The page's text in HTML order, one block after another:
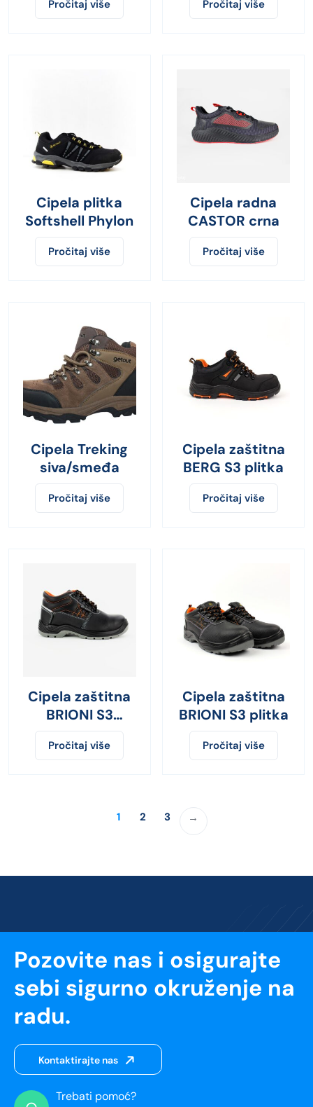
č.t.
Pročitaj više Pročitaj više
Cipela plitka
Softshell Phylon
Pročitaj više
Cipela radna
CASTOR crna
Pročitaj više
Cipela Treking
siva/smeđa
Pročitaj više
Cipela zaštitna
BERG S3 plitka
Pročitaj više
Cipela zaštitna
BRIONI S3
duboka
Pročitaj više
Cipela zaštitna
BRIONI S3 plitka
Pročitaj više
1 2 3 →
Pozovite nas i osigurajte
sebi sigurno okruženje na
radu.
Kontaktirajte nas
Trebati pomoć?